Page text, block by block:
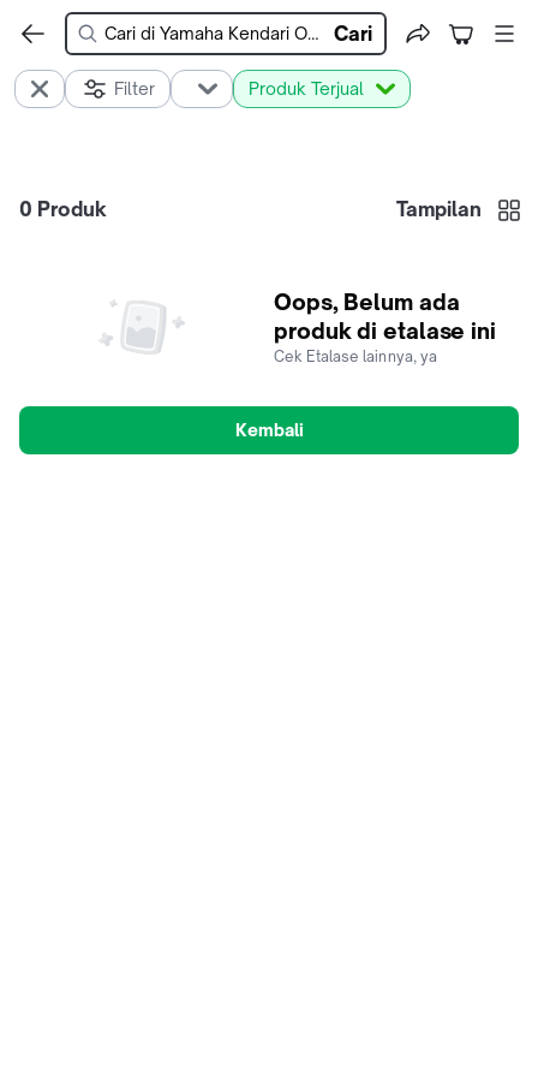
Cari
Filter Produk Terjual
0 Produk Tampilan
Oops, Belum ada
produk di etalase ini
Cek Etalase lainnya, ya
Kembali